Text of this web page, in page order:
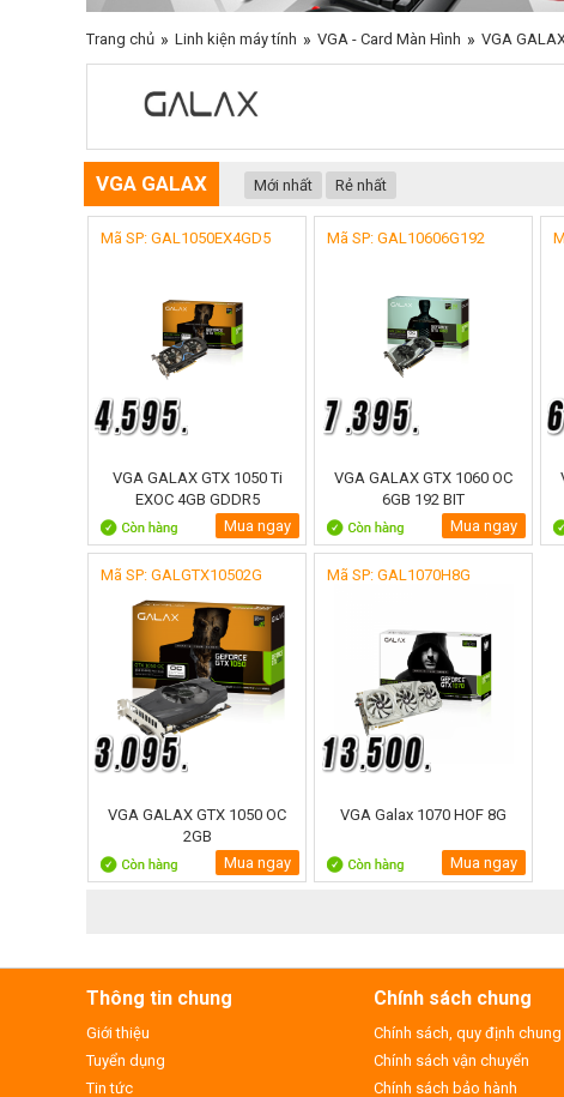
Trang chủ » Linh kiện máy tính » VGA - Card Màn Hình » VGA
VGA GALAX Mới nhất Rẻ nhất
Mã SP: GAL1050EX4GD5
VGA GALAX GTX 1050 Ti
EXOC 4GB GDDR5
Mua ngay
Mã SP: GAL10606G192
VGA GALAX GTX 1060 OC
6GB 192 BIT
Mua ngay
Mã SP: GALGTX10502G
VGA GALAX GTX 1050 OC
2GB
Mua ngay
Mã SP: GAL1070H8G
VGA Galax 1070 HOF 8G
Mua ngay
Thông tin chung
Giới thiệu
Tuyển dụng
Tin tức
Chính sách chung
Chính sách, quy định chung
Chính sách vận chuyển
Chính sách bảo hành